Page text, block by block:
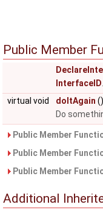
Public Member
InterfaceID
virtual void
doItAgain
Do
Public Member
Public Member
Public Member
Additional